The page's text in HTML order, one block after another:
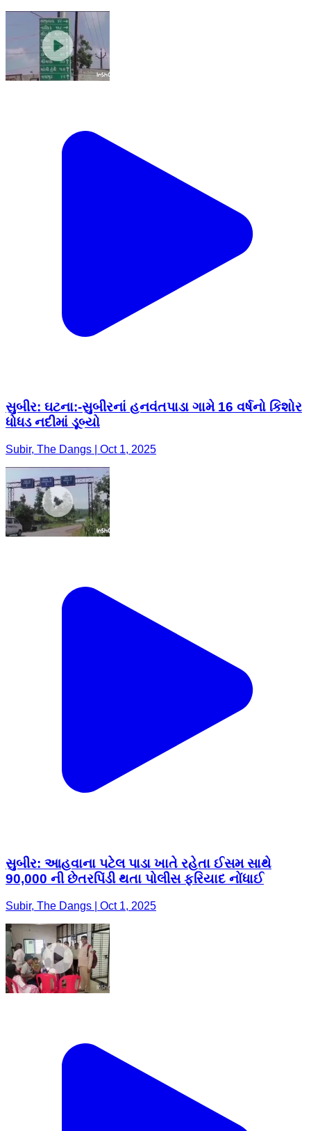
સુબીર: ઘટના:-સુબીરનાં હનવંતપાડા ગામે 16 વર્ષનો કિશોર
ધોધડ નદીમાં ડૂબ્યો
Subir, The Dangs | Oct 1, 2025
સુબીર: આહવાના પટેલ પાડા ખાતે રહેતા ઈસમ સાથે
90,000 ની છેતરપિંડી થતા પોલીસ ફરિયાદ નોંધાઈ
Subir, The Dangs | Oct 1, 2025